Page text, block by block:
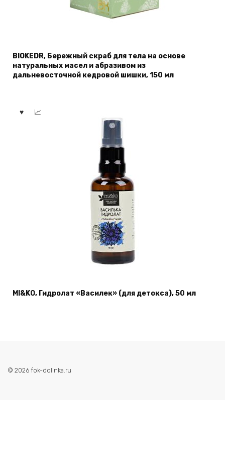
BIOKEDR, Бережный скраб для тела на основе
натуральных масел и абразивом из
дальневосточной кедровой шишки, 150 мл
MI&KO, Гидролат «Василек» (для детокса), 50 мл
© 2026 fok-dolinka.ru